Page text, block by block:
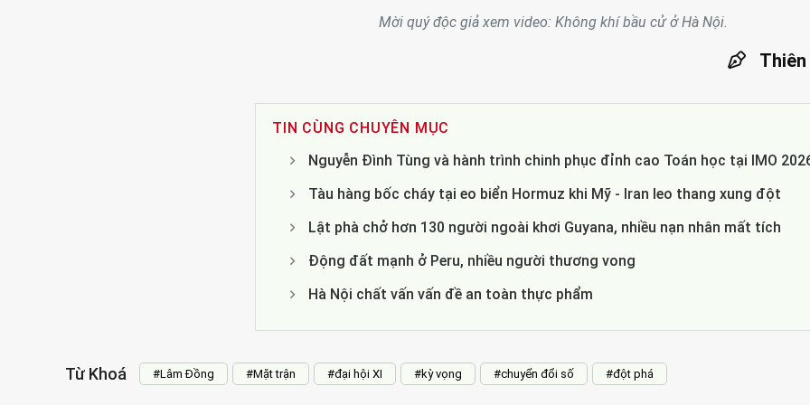
Mời quý độc giả xem video: Không khí bầu cử ở Hà Nội.
Thiên
TIN CÙNG CHUYÊN MỤC
Nguyễn Đình Tùng và hành trình chinh phục đỉnh cao Toán học tại IMO
Tàu hàng bốc cháy tại eo biển Hormuz khi Mỹ - Iran leo thang xung đột
Lật phà chở hơn 130 người ngoài khơi Guyana, nhiều nạn nhân mất tích
Động đất mạnh ở Peru, nhiều người thương vong
Hà Nội chất vấn vấn đề an toàn thực phẩm
Từ Khoá #Lâm Đồng #Mặt trận #đại hội XI #kỳ vọng #chuyển đổi số #đột phá